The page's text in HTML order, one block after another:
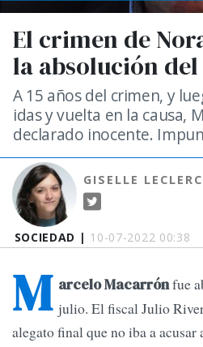
SOCIEDAD | 10-07-2022 00:38
El crimen de
la absolución
A 15 años del crimen, y
idas y vuelta en la causa,
declarado inocente.
GISELLE
M arcelo Macarrónfue
julio. El fiscal Julio
alegato final que no iba a